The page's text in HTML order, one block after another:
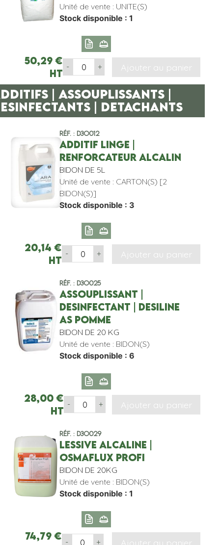
Unité de vente : UNITE(S)
Stock disponible : 1
50,29€
HT
- + Ajouter au panier
| ASSOUPLISSANTS |
| DETACHANTS
Réf. : D3O012
ADDITIF LINGE |
RENFORCATEUR ALCALIN
BIDON DE 5L
Unité de vente : CARTON(S) [2
BIDON(S)]
Stock disponible : 3
20,14€
HT
- + Ajouter au panier
Réf. : D3O025
ASSOUPLISSANT |
DESINFECTANT | DESILINE
AS POMME
BIDON DE 20 KG
Unité de vente : BIDON(S)
Stock disponible : 6
28,00€
HT
- + Ajouter au panier
Réf. : D3O029
LESSIVE ALCALINE |
OSMAFLUX PROFI
BIDON DE 20KG
Unité de vente : BIDON(S)
Stock disponible : 1
74,79 €
- + Ajouter au panier